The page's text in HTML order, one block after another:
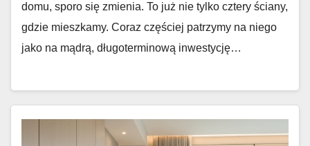
domu, sporo się zmienia. To już nie tylko cztery ściany,
gdzie mieszkamy. Coraz częściej patrzymy na niego
jako na mądrą, długoterminową inwestycję…